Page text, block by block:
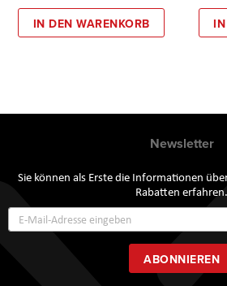
IN DEN WARENKORB
Newsletter
Sie können als Erste die Informationen
Rabatten erfahren.
zum
ABONNIEREN